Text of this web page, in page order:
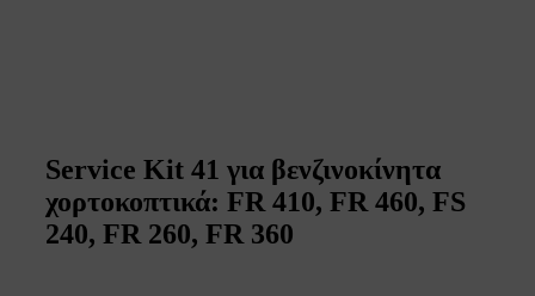
Service Kit 41 για βενζινοκίνητα
χορτοκοπτικά: FR 410, FR 460, FS
240, FR 260, FR 360